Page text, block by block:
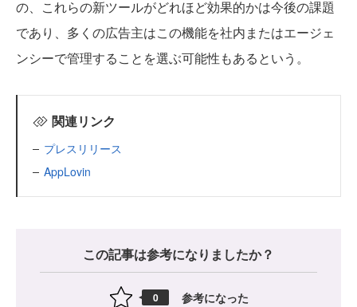
の、これらの新ツールがどれほど効果的かは今後の課題
であり、多くの広告主はこの機能を社内またはエージェ
ンシーで管理することを選ぶ可能性もあるという。
関連リンク
プレスリリース
AppLovin
この記事は参考になりましたか？
0 参考になった